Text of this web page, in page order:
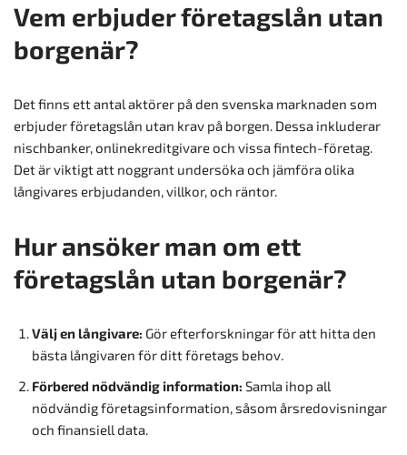
Vem erbjuder företagslån utan
borgenär?
Det finns ett antal aktörer på den svenska marknaden som
erbjuder företagslån utan krav på borgen. Dessa inkluderar
nischbanker, onlinekreditgivare och vissa fintech-företag.
Det är viktigt att noggrant undersöka och jämföra olika
långivares erbjudanden, villkor, och räntor.
Hur ansöker man om ett
företagslån utan borgenär?
Välj en långivare: Gör efterforskningar för att hitta den
bästa långivaren för ditt företags behov.
Förbered nödvändig information: Samla ihop all
nödvändig företagsinformation, såsom årsredovisningar
och finansiell data.